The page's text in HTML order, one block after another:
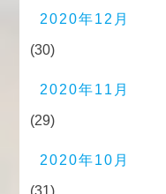
2020年12月
(30)
2020年11月
(29)
2020年10月
(31)